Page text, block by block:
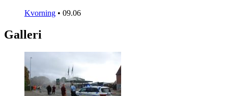
Kvorning • 09.06
Galleri